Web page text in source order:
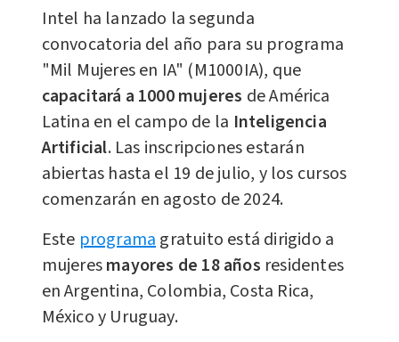
Intel ha lanzado la segunda
convocatoria del año para su programa
"Mil Mujeres en IA" (M1000IA), que
capacitará a 1000 mujeres de América
Latina en el campo de la Inteligencia
Artificial. Las inscripciones estarán
abiertas hasta el 19 de julio, y los cursos
comenzarán en agosto de 2024.
Este programa gratuito está dirigido a
mujeresmayores de 18 años residentes
en Argentina, Colombia, Costa Rica,
México y Uruguay.